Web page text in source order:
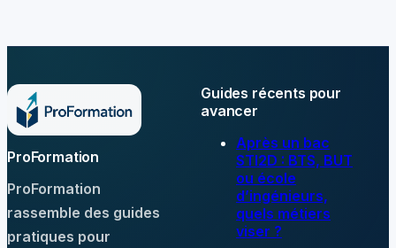
ProFormation
ProFormation
rassemble des guides
pratiques pour
Guides récents pour
avancer
Après un bac
STI2D : BTS, BUT
ou école
d’ingénieurs,
quels métiers
viser ?